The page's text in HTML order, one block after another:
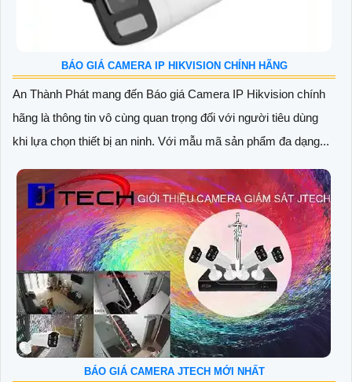
BÁO GIÁ CAMERA IP HIKVISION CHÍNH HÃNG
An Thành Phát mang đến Báo giá Camera IP Hikvision chính
hãng là thông tin vô cùng quan trọng đối với người tiêu dùng
khi lựa chọn thiết bị an ninh. Với mẫu mã sản phẩm đa dạng...
BÁO GIÁ CAMERA JTECH MỚI NHẤT